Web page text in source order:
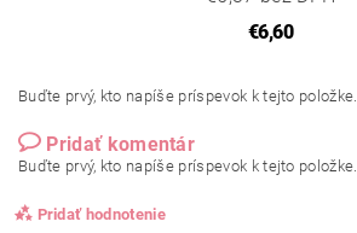
€6,60
Buďte prvý, kto napíše príspevok k tejto položke.
Pridať komentár
Buďte prvý, kto napíše príspevok k tejto položke.
Pridať hodnotenie